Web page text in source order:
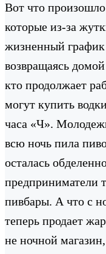
Вот что
которые из-за
жизненный
возвращаясь
кто продолжает
могут купить
часа «Ч».
всю ночь пила
осталась
предприниматели
пивбары. А что с
теперь продает
не ночной